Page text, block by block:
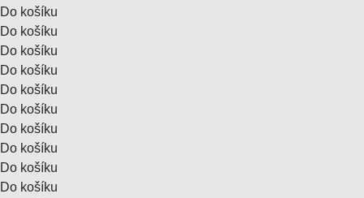
Do košíku
Do košíku
Do košíku
Do košíku
Do košíku
Do košíku
Do košíku
Do košíku
Do košíku
Do košíku